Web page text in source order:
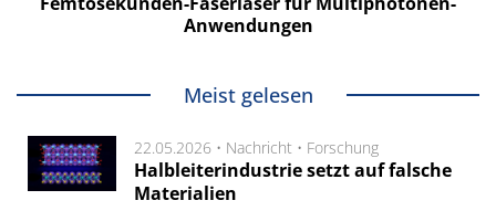
Anwendungen
Meist gelesen
22.05.2026 • Nachricht • Forschung
Halbleiterindustrie setzt auf falsche
Materialien